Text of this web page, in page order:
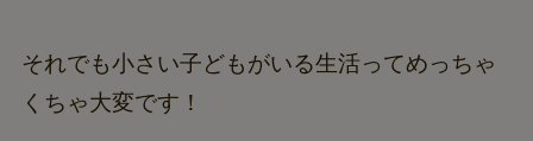
それでも小さい子どもがいる生活ってめっちゃ
くちゃ大変です！